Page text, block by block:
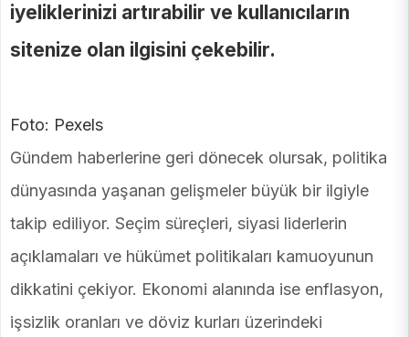
iyeliklerinizi artırabilir ve kullanıcıların
sitenize olan ilgisini çekebilir.
Foto: Pexels
Gündem haberlerine geri dönecek olursak, politika
dünyasında yaşanan gelişmeler büyük bir ilgiyle
takip ediliyor. Seçim süreçleri, siyasi liderlerin
açıklamaları ve hükümet politikaları kamuoyunun
dikkatini çekiyor. Ekonomi alanında ise enflasyon,
işsizlik oranları ve döviz kurları üzerindeki